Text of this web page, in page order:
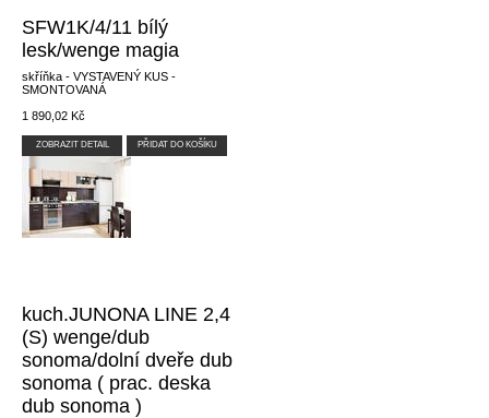
SFW1K/4/11 bílý
lesk/wenge magia
skříňka - VYSTAVENÝ KUS -
SMONTOVANÁ
1 890,02 Kč
ZOBRAZIT DETAIL PŘIDAT DO KOŠÍKU
kuch.JUNONA LINE 2,4
(S) wenge/dub
sonoma/dolní dveře dub
sonoma ( prac. deska
dub sonoma )